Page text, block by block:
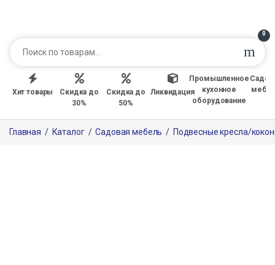
0
Хит товары
Скидка до
30%
Скидка до
50%
Ликвидация
Промышленное
кухонное
оборудование
Главная / Каталог / Садовая мебель / Подвесные кресла/